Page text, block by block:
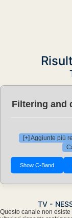
Filtering and
[+] Aggiunte più
TV -
Questo canale non